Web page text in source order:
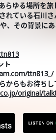
らゆる場所を旅
れている石川さ
、その背景にあ
ト
ttn813_/
からもお待ちし
original/